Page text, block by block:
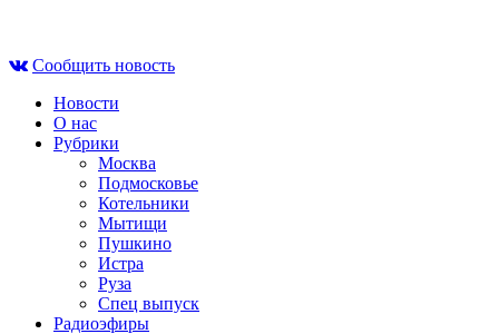
contentСообщить новость
Новости
О нас
Рубрики
Москва
Подмосковье
Котельники
Мытищи
Пушкино
Истра
Руза
Спец выпуск
Радиоэфиры